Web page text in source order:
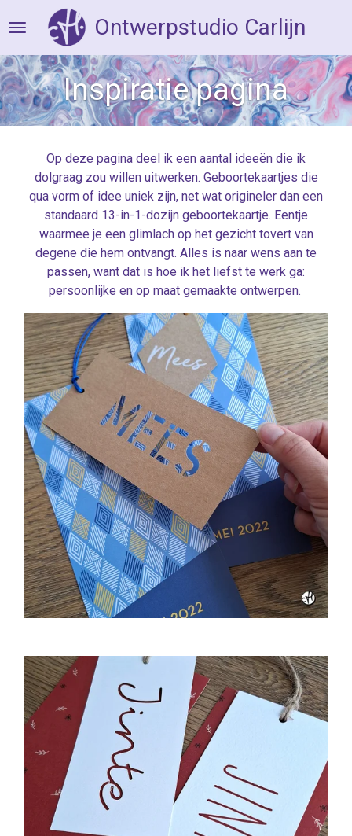
direct
naar
de
hoofdinhoud
Ontwerpstudio Carlijn
Inspiratie pagina
Op deze pagina deel ik een aantal ideeën die ik
dolgraag zou willen uitwerken. Geboortekaartjes die
qua vorm of idee uniek zijn, net wat origineler dan een
standaard 13-in-1-dozijn geboortekaartje. Eentje
waarmee je een glimlach op het gezicht tovert van
degene die hem ontvangt. Alles is naar wens aan te
passen, want dat is hoe ik het liefst te werk ga:
persoonlijke en op maat gemaakte ontwerpen.